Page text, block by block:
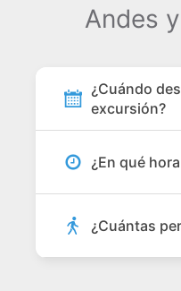
Andes
¿Cuándo
excursión?
¿En qué
¿Cuántas